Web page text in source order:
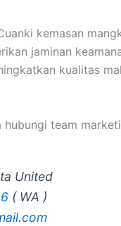
kemasan
jaminan
kualitas
team
United
( WA )